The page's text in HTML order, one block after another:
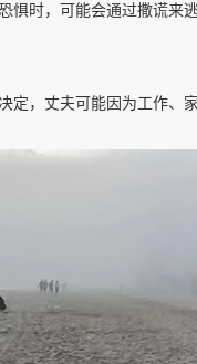
惧时，可能会通过撒谎
定，丈夫可能因为工作